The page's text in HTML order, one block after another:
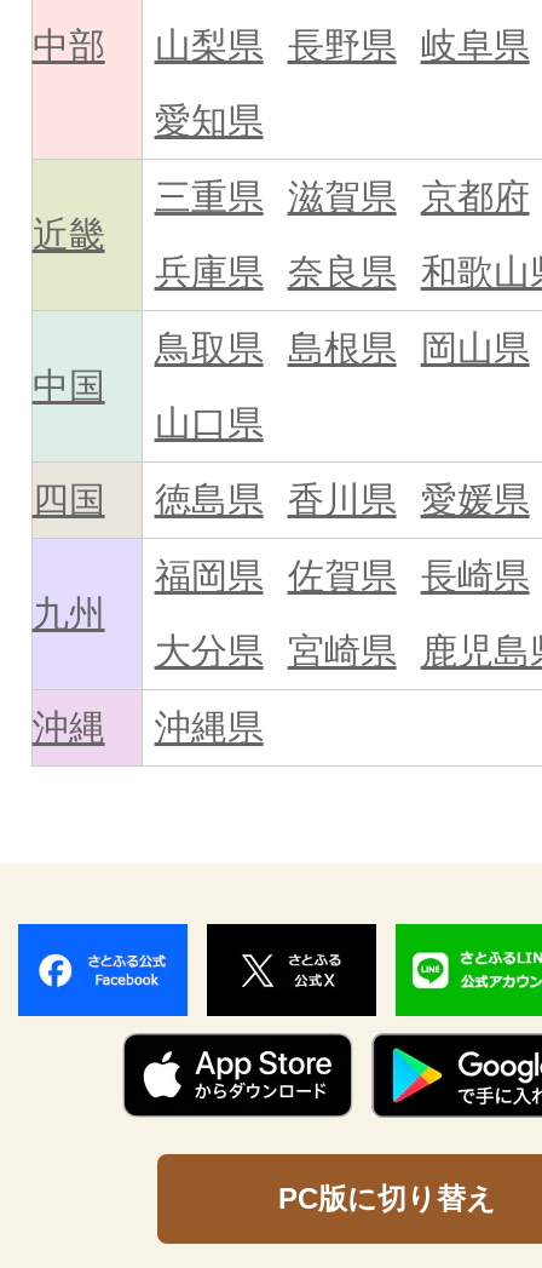
中部
山梨県 長野県 岐阜県
愛知県
近畿
三重県 滋賀県
京都府
兵庫県
奈良県 和歌山
中国
鳥取県 島根県
岡山県
山口県
四国
徳島県 香川県 愛媛県
九州
福岡県 佐賀県 長崎県
大分県
宮崎県
鹿児島
沖縄
沖縄県
PC版に切り替え